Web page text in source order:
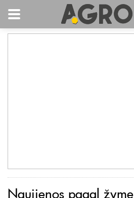
Naujienos pagal žymę